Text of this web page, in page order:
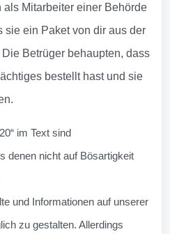
Mitarbeiter einer Behörde
sie ein Paket von dir aus der
Betrüger behaupten, dass
bestellt hast und sie
im Text sind
denen nicht auf Bösartigkeit
und Informationen auf unserer
zu gestalten. Allerdings